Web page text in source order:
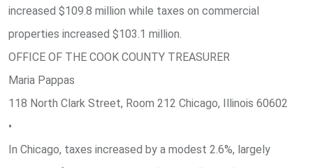
increased $109.8 million while taxes on commercial
properties increased $103.1 million.
OFFICE OF THE COOK COUNTY TREASURER
Maria Pappas
118 North Clark Street, Room 212 Chicago, Illinois 60602
•
In Chicago, taxes increased by a modest 2.6%, largely